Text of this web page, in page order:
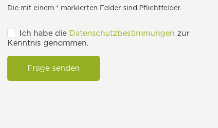
Die mit einem * markierten Felder sind Pflichtfelder.
Ich habe die Datenschutzbestimmungen zur
Kenntnis genommen.
Frage senden